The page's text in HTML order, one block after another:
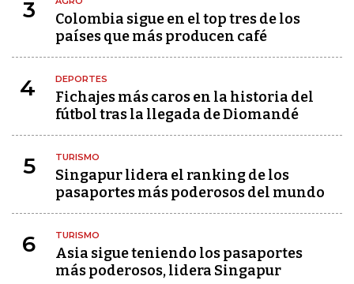
3
Colombia sigue en el top tres de los
países que más producen café
4 DEPORTES
Fichajes más caros en la historia del
fútbol tras la llegada de Diomandé
5 TURISMO
Singapur lidera el ranking de los
pasaportes más poderosos del mundo
6 TURISMO
Asia sigue teniendo los pasaportes
más poderosos, lidera Singapur